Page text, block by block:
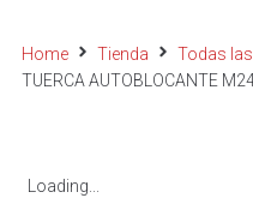
Home Tienda Todas
TUERCA AUTOBLOCANTE
Loading...